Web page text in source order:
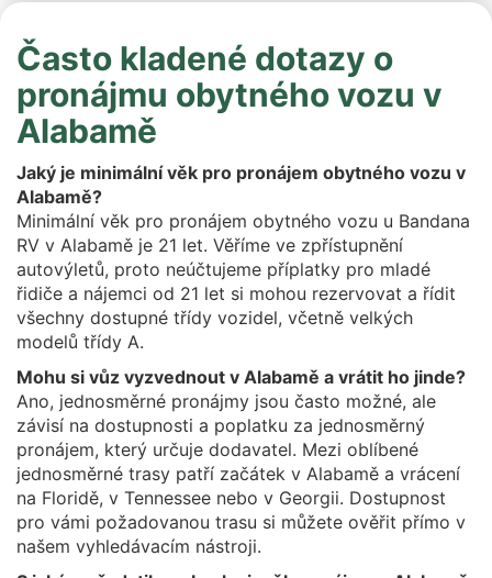
Často kladené dotazy o
pronájmu obytného vozu v
Alabamě
Jaký je minimální věk pro pronájem obytného vozu v
Alabamě?
Minimální věk pro pronájem obytného vozu u Bandana
RV v Alabamě je 21 let. Věříme ve zpřístupnění
autovýletů, proto neúčtujeme příplatky pro mladé
řidiče a nájemci od 21 let si mohou rezervovat a řídit
všechny dostupné třídy vozidel, včetně velkých
modelů třídy A.
Mohu si vůz vyzvednout v Alabamě a vrátit ho jinde?
Ano, jednosměrné pronájmy jsou často možné, ale
závisí na dostupnosti a poplatku za jednosměrný
pronájem, který určuje dodavatel. Mezi oblíbené
jednosměrné trasy patří začátek v Alabamě a vrácení
na Floridě, v Tennessee nebo v Georgii. Dostupnost
pro vámi požadovanou trasu si můžete ověřit přímo v
našem vyhledávacím nástroji.